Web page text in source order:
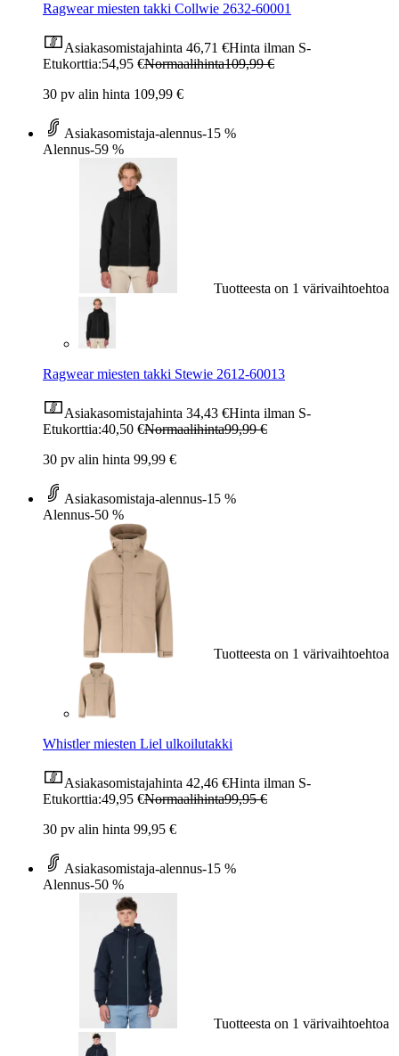
Ragwear miesten takki Collwie 2632-60001
Asiakasomistajahinta 46,71 €Hinta ilman S-
Etukorttia:54,95 €Normaalihinta109,99 €
30 pv alin hinta 109,99 €
Asiakasomistaja-alennus-15 %
Alennus-59 %
Tuotteesta on 1 värivaihtoehtoa
Ragwear miesten takki Stewie 2612-60013
Asiakasomistajahinta 34,43 €Hinta ilman S-
Etukorttia:40,50 €Normaalihinta99,99 €
30 pv alin hinta 99,99 €
Asiakasomistaja-alennus-15 %
Alennus-50 %
Tuotteesta on 1 värivaihtoehtoa
Whistler miesten Liel ulkoilutakki
Asiakasomistajahinta 42,46 €Hinta ilman S-
Etukorttia:49,95 €Normaalihinta99,95 €
30 pv alin hinta 99,95 €
Asiakasomistaja-alennus-15 %
Alennus-50 %
Tuotteesta on 1 värivaihtoehtoa